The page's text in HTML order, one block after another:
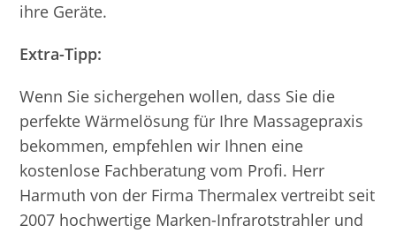
ihre Geräte.
Extra-Tipp:
Wenn Sie sichergehen wollen, dass Sie die
perfekte Wärmelösung für Ihre Massagepraxis
bekommen, empfehlen wir Ihnen eine
kostenlose Fachberatung vom Profi. Herr
Harmuth von der Firma Thermalex vertreibt seit
2007 hochwertige Marken-Infrarotstrahler und